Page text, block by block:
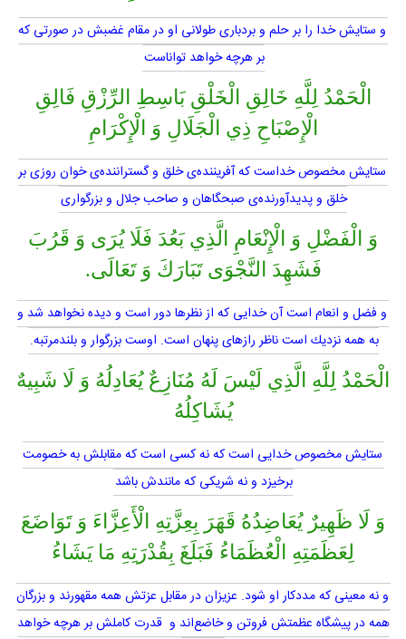
و ستايش خدا را بر حلم و بردبارى طولانى او در مقام غضبش در صورتى كه
بر هرچه خواهد تواناست
الْحَمْدُ لِلَّهِ خَالِقِ الْخَلْقِ بَاسِطِ الرِّزْقِ فَالِقِ
الْإِصْبَاحِ ذِي الْجَلَالِ وَ الْإِكْرَامِ
ستايش مخصوص خداست كه آفريننده‌ى خلق و گستراننده‌ى خوان روزى بر
خلق و پديدآورنده‌ى صبحگاهان و صاحب جلال و بزرگوارى
وَ الْفَضْلِ وَ الْإِنْعَامِ الَّذِي بَعُدَ فَلَا يُرَى وَ قَرُبَ
فَشَهِدَ النَّجْوَى تَبَارَكَ وَ تَعَالَى.
و فضل و انعام است آن خدايى كه از نظرها دور است و ديده نخواهد شد و
به همه نزديك است ناظر رازهاى پنهان است. اوست بزرگوار و بلندمرتبه.
الْحَمْدُ لِلَّهِ الَّذِي لَيْسَ لَهُ مُنَازِعٌ يُعَادِلُهُ وَ لَا شَبِيهٌ
يُشَاكِلُهُ
ستايش مخصوص خدايى است كه نه كسى است كه مقابلش به خصومت
برخيزد و نه شريكى كه مانندش باشد
وَ لَا ظَهِيرٌ يُعَاضِدُهُ قَهَرَ بِعِزَّتِهِ الْأَعِزَّاءَ وَ تَوَاضَعَ
لِعَظَمَتِهِ الْعُظَمَاءُ فَبَلَغَ بِقُدْرَتِهِ مَا يَشَاءُ
و نه معينى كه مددكار او شود. عزيزان در مقابل عزتش همه مقهورند و بزرگان
همه در پيشگاه عظمتش فروتن و خاضع‌اند و قدرت كاملش بر هرچه خواهد